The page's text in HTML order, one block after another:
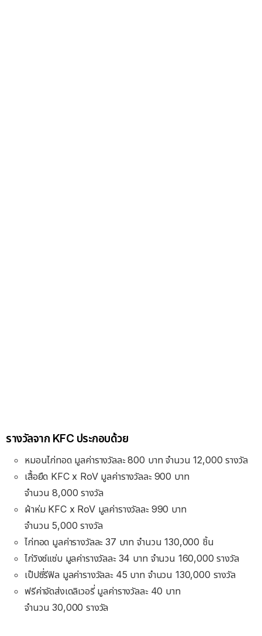
รางวัลจาก KFC ประกอบด้วย
หมอนไก่ทอด มูลค่ารางวัลละ 800 บาท จำนวน 12,000 รางวัล
เสื้อยืด KFC x RoV มูลค่ารางวัลละ 900 บาท
จำนวน 8,000 รางวัล
ผ้าห่ม KFC x RoV มูลค่ารางวัลละ 990 บาท
จำนวน 5,000 รางวัล
ไก่ทอด มูลค่ารางวัลละ 37 บาท จำนวน 130,000 ชิ้น
ไก่วิงซ์แซ่บ มูลค่ารางวัลละ 34 บาท จำนวน 160,000 รางวัล
เป๊ปซี่รีฟิล มูลค่ารางวัลละ 45 บาท จำนวน 130,000 รางวัล
ฟรีค่าจัดส่งเดลิเวอรี่ มูลค่ารางวัลละ 40 บาท
จำนวน 30,000 รางวัล